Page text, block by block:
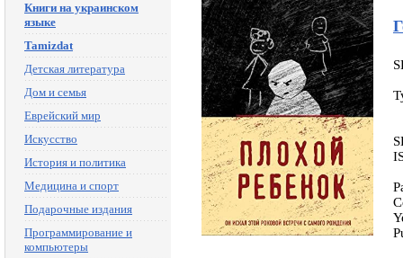
Книги на украинском
языке
Tamizdat
Детская литература
Дом и семья
Еврейский мир
Искусство
История и политика
Медицина и спорт
Подарочные издания
Программирование и
компьютеры